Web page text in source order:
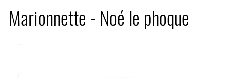
Marionnette - Noé le phoque